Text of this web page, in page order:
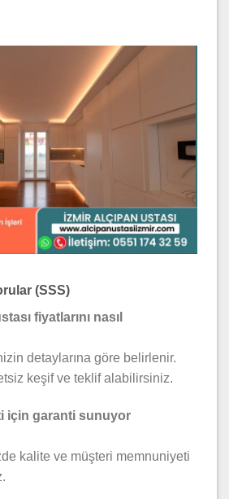
(SSS)
fiyatlarını nasıl
detaylarına göre belirlenir.
keşif ve teklif alabilirsiniz.
için garanti sunuyor
kalite ve müşteri memnuniyeti